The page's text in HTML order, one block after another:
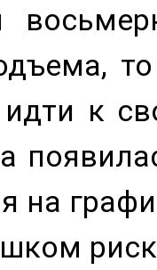
идти к
на